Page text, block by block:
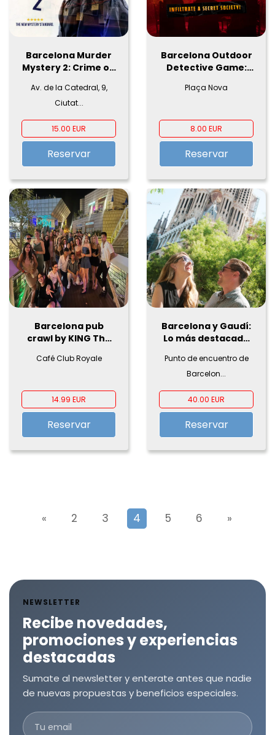
Barcelona Murder
Mystery 2: Crime on
Av. de la Catedral, 9,
Ciutat...
15.00 EUR
Reservar
Barcelona Outdoor
Detective Game:
Files
Plaça Nova
8.00 EUR
Reservar
Barcelona pub
crawl by KING The
Café Club Royale
14.99 EUR
Reservar
Barcelona y Gaudí:
Lo más destacado
Punto de encuentro de
Barcelon...
40.00 EUR
Reservar
« 2 3 4 5 6 »
NEWSLETTER
Recibe novedades,
promociones y experiencias
destacadas
Sumate al newsletter y enterate antes que nadie
de nuevas propuestas y beneficios especiales.